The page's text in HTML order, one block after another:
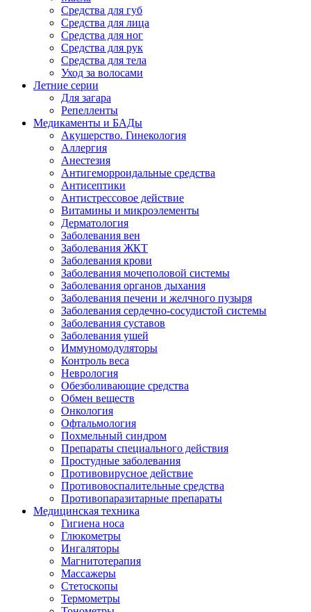
Средства для губ
Средства для лица
Средства для ног
Средства для рук
Средства для тела
Уход за волосами
Летние серии
Для загара
Репелленты
Медикаменты и БАДы
Акушерство. Гинекология
Аллергия
Анестезия
Антигеморроидальные средства
Антисептики
Антистрессовое действие
Витамины и микроэлементы
Дерматология
Заболевания вен
Заболевания ЖКТ
Заболевания крови
Заболевания мочеполовой системы
Заболевания органов дыхания
Заболевания печени и желчного пузыря
Заболевания сердечно-сосудистой системы
Заболевания суставов
Заболевания ушей
Иммуномодуляторы
Контроль веса
Неврология
Обезболивающие средства
Обмен веществ
Онкология
Офтальмология
Похмельный синдром
Препараты специального действия
Простудные заболевания
Противовирусное действие
Противовоспалительные средства
Противопаразитарные препараты
Медицинская техника
Гигиена носа
Глюкометры
Ингаляторы
Магнитотерапия
Массажеры
Стетоскопы
Термометры